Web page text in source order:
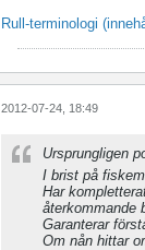
Rull-terminologi
2012-07-24, 18:49
Ursprungligen
I brist på
Har
återkommande
Garanterar
Om nån hittar